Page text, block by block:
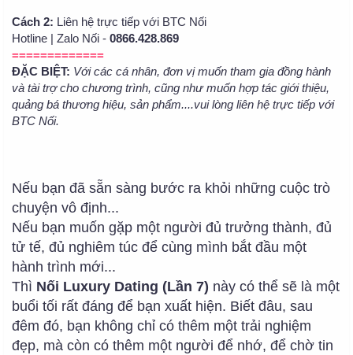
Cách 2: Liên hệ trực tiếp với BTC Nối
Hotline | Zalo Nối - 0866.428.869
=============
ĐẶC BIỆT: Với các cá nhân, đơn vị muốn tham gia đồng hành
và tài trợ cho chương trình, cũng như muốn hợp tác giới thiệu,
quảng bá thương hiệu, sản phẩm....vui lòng liên hệ trực tiếp với
BTC Nối.
Nếu bạn đã sẵn sàng bước ra khỏi những cuộc trò
chuyện vô định...
Nếu bạn muốn gặp một người đủ trưởng thành, đủ
tử tế, đủ nghiêm túc để cùng mình bắt đầu một
hành trình mới...
Thì Nối Luxury Dating (Lần 7) này có thể sẽ là một
buổi tối rất đáng để bạn xuất hiện. Biết đâu, sau
đêm đó, bạn không chỉ có thêm một trải nghiệm
đẹp, mà còn có thêm một người để nhớ, để chờ tin